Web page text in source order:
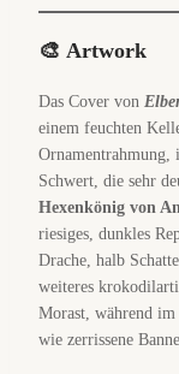
🎨 Artwork
Das Cover von
einem feuchten
Ornamentrahmung,
Schwert, die sehr
Hexenkönig von
riesiges, dunkles
Drache, halb
weiteres
Morast, während
wie zerrissene